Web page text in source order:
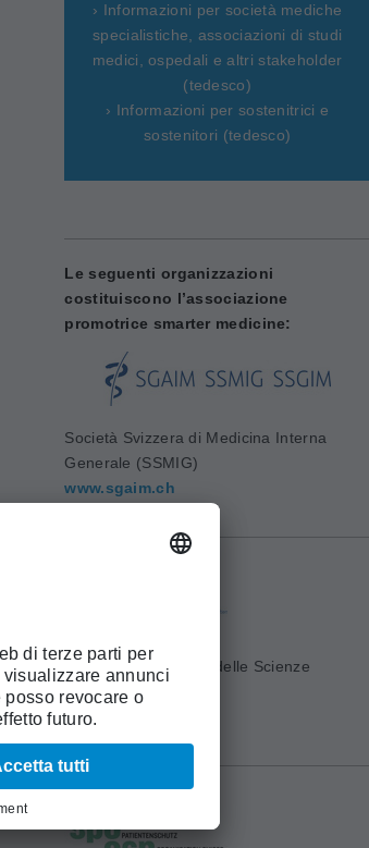
› Informazioni per società mediche
specialistiche, associazioni di studi
medici, ospedali e altri stakeholder
(tedesco)
› Informazioni per sostenitrici e
sostenitori (tedesco)
Le seguenti organizzazioni
costituiscono l’associazione
promotrice smarter medicine:
Società Svizzera di Medicina Interna
Generale (SSMIG)
www.sgaim.ch
Accademia Svizzera delle Scienze
Mediche (ASSM)
www.samw.ch